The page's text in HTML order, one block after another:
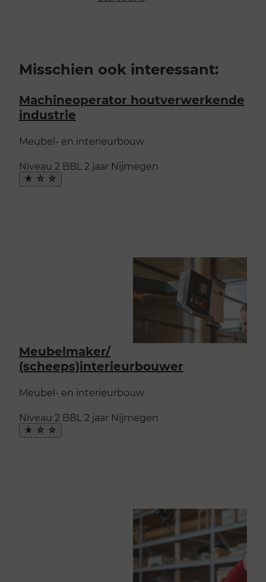
Misschien ook interessant:
Machineoperator houtverwerkende
industrie
Meubel- en interieurbouw
Niveau 2 BBL 2 jaar Nijmegen
Maak
favoriet
Meubelmaker/​
(scheeps)interieurbouwer
Meubel- en interieurbouw
Niveau 2 BBL 2 jaar Nijmegen
Maak
favoriet